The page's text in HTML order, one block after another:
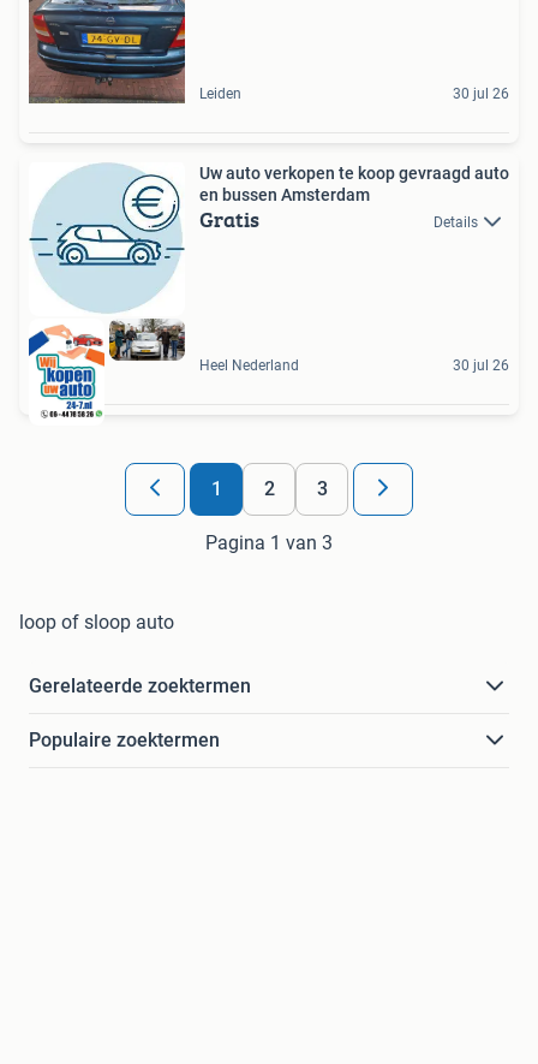
Leiden 30 jul 26
Uw auto verkopen te koop gevraagd auto
en bussen Amsterdam
Gratis Details
Heel Nederland 30 jul 26
1 2 3
Pagina 1 van 3
loop of sloop auto
Gerelateerde zoektermen
Populaire zoektermen